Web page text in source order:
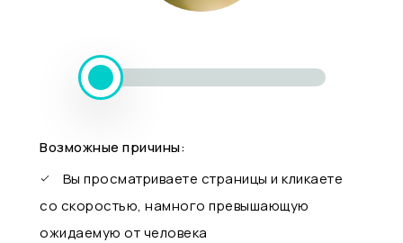
Возможные причины:
Вы просматриваете страницы и кликаете
со скоростью, намного превышающую
ожидаемую от человека